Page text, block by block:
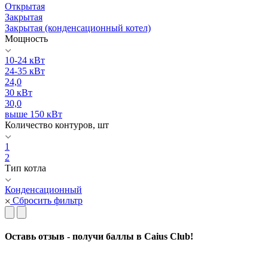
Открытая
Закрытая
Закрытая (конденсационный котел)
Мощность
10-24 кВт
24-35 кВт
24,0
30 кВт
30,0
выше 150 кВт
Количество контуров, шт
1
2
Тип котла
Конденсационный
Сбросить фильтр
Оставь отзыв - получи баллы в Caius Club!